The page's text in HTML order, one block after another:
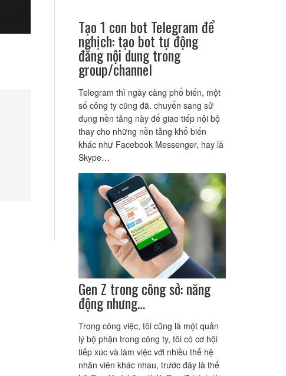
Tạo 1 con bot Telegram để
nghịch: tạo bot tự động
đăng nội dung trong
group/channel
Telegram thì ngày càng phổ biến, một
số công ty cũng đã. chuyển sang sử
dụng nền tảng này để giao tiếp nội bộ
thay cho những nền tảng khổ biến
khác như Facebook Messenger, hay là
Skype…
Gen Z trong công sở: năng
động nhưng…
Trong công việc, tôi cũng là một quản
lý bộ phận trong công ty, tôi có cơ hội
tiếp xúc và làm việc với nhiều thế hệ
nhân viên khác nhau, trước đây là thế